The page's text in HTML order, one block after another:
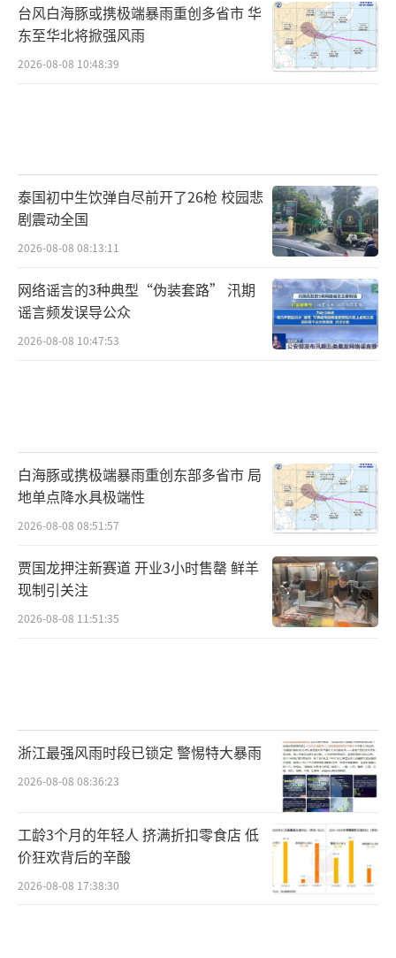
台风白海豚或携极端暴雨重创多省市 华
东至华北将掀强风雨
2026-08-08 10:48:39
泰国初中生饮弹自尽前开了26枪 校园悲
剧震动全国
2026-08-08 08:13:11
网络谣言的3种典型“伪装套路” 汛期
谣言频发误导公众
2026-08-08 10:47:53
白海豚或携极端暴雨重创东部多省市 局
地单点降水具极端性
2026-08-08 08:51:57
贾国龙押注新赛道 开业3小时售罄 鲜羊
现制引关注
2026-08-08 11:51:35
浙江最强风雨时段已锁定 警惕特大暴雨
2026-08-08 08:36:23
工龄3个月的年轻人 挤满折扣零食店 低
价狂欢背后的辛酸
2026-08-08 17:38:30